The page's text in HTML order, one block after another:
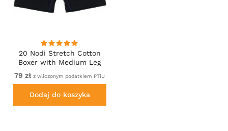
20 Nodi Stretch Cotton
Boxer with Medium Leg
79 zł z wliczonym podatkiem PTiU
Dodaj do koszyka